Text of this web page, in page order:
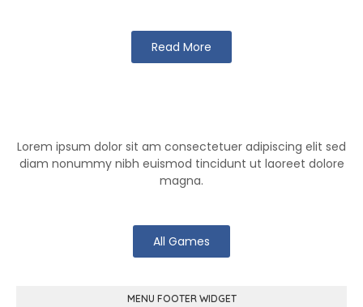
Read More
Lorem ipsum dolor sit am consectetuer adipiscing elit sed
diam nonummy nibh euismod tincidunt ut laoreet dolore
magna.
All Games
MENU FOOTER WIDGET